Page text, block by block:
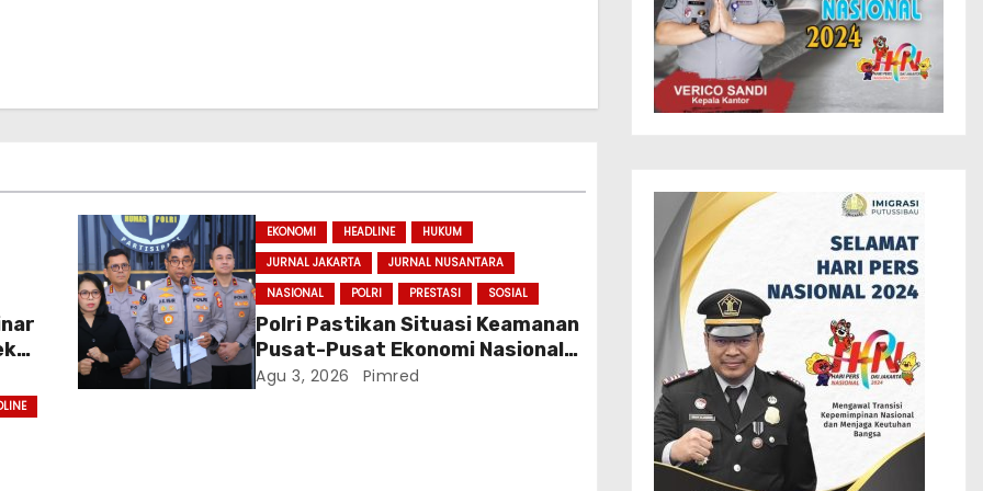
EKONOMI HEADLINE
HUKUM
JURNAL JAKARTA
JURNAL NUSANTARA
NASIONAL
POLRI PRESTASI SOSIAL
Polri Pastikan Situasi Keamanan
Pusat-Pusat Ekonomi Nasional
Tetap Kondusif
Agu 3, 2026 Pimred